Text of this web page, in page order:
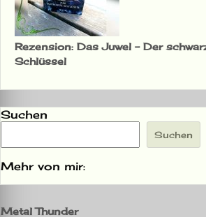
Rezension: Das Juwel – Der
Schlüssel
Suchen
Suchen
Mehr von mir:
Metal Thunder